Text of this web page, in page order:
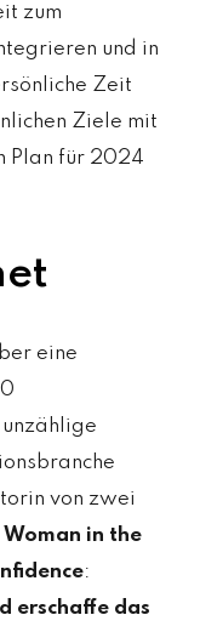
zum
und in
Zeit
Ziele mit
Plan für 2024
eine
von zwei
Woman in the
:
erschaffe das